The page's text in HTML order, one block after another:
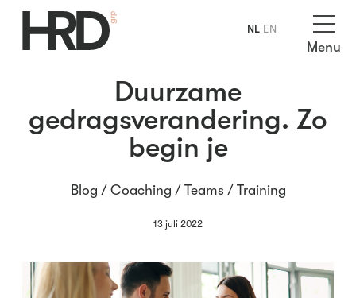
Menu
Duurzame
gedragsverandering. Zo
begin je
Blog / Coaching / Teams / Training
13 juli 2022
NL EN